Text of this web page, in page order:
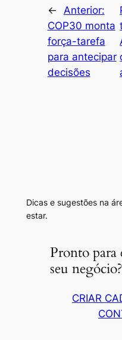
← Anterior:
COP30 monta
força-tarefa
para antecipar
decisões
Dicas e sugestões na
estar.
Pronto para
seu negócio?
CRIAR